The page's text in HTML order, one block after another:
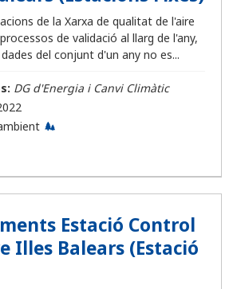
de la Xarxa de qualitat de l'aire
de validació al llarg de l'any,
del conjunt d'un any no es...
DG d'Energia i Canvi Climàtic
Estació Control
Illes Balears (Estació